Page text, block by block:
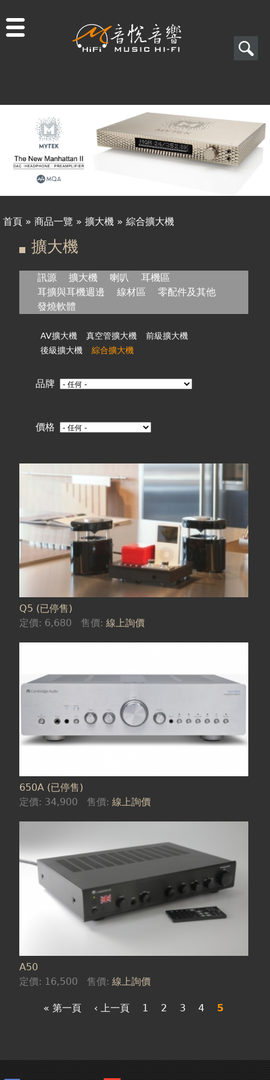
搜
表
單
搜
尋
您
在
首頁 » 商品一覽 » 擴大機 » 綜合擴大機
擴大機
訊源 擴大機 喇叭
耳機區
耳擴與耳機週邊
線材區
零配件及其他
發燒軟體
AV擴大機 真空管擴大機
前級擴大機
後級擴大機
綜合擴大機
品牌
價格
Q5 (已停售)
定價: 6,680 售價:線上詢價
650A (已停售)
定價: 34,900 售價:線上詢價
A50
定價: 16,500 售價:線上詢價
面
« 第一頁 ‹ 上一頁 1 2 3 4 5